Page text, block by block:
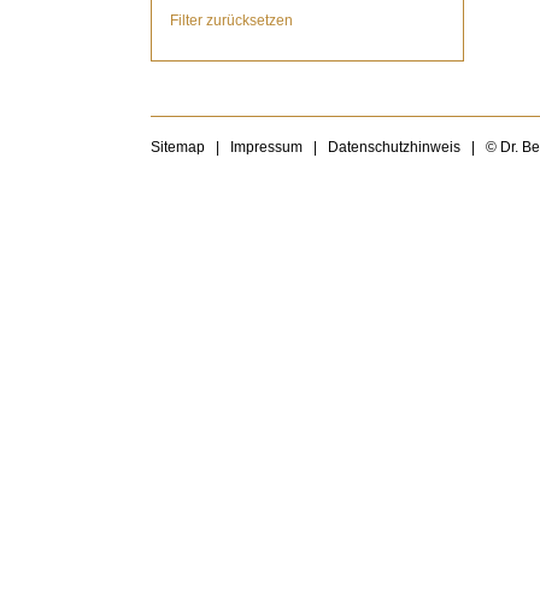
Filter zurücksetzen
Sitemap Impressum Datenschutzhinweis © Dr.